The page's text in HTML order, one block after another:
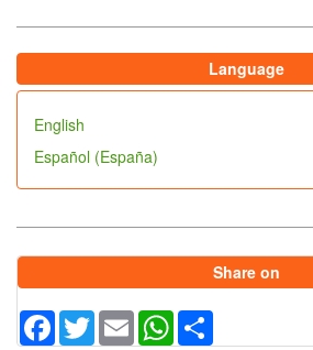
Language
English
Español (España)
Share on
Facebook
TwitterEmail WhatsApp